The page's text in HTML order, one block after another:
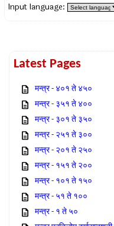
Input language:
Latest Pages
मन्त्र - ४०१ ते ४५०
मन्त्र - ३५१ ते ४००
मन्त्र - ३०१ ते ३५०
मन्त्र - २५१ ते ३००
मन्त्र - २०१ ते २५०
मन्त्र - १५१ ते २००
मन्त्र - १०१ ते १५०
मन्त्र - ५१ ते १००
मन्त्र - १ ते ५०